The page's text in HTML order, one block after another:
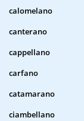
calomelano
canterano
cappellano
carfano
catamarano
ciambellano